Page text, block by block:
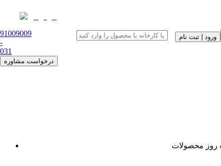
91009009
-
031
درخواست مشاوره
ورود | ثبت نام
روز محصولات